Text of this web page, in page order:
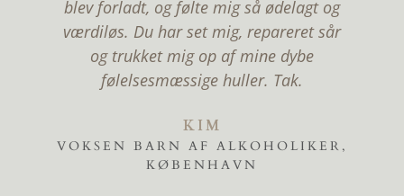
blev forladt, og følte mig så ødelagt og
værdiløs. Du har set mig, repareret sår
og trukket mig op af mine dybe
følelsesmæssige huller. Tak.
KIM
VOKSEN BARN AF ALKOHOLIKER,
KØBENHAVN